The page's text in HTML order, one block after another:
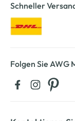
Schneller
Folgen Sie AWG